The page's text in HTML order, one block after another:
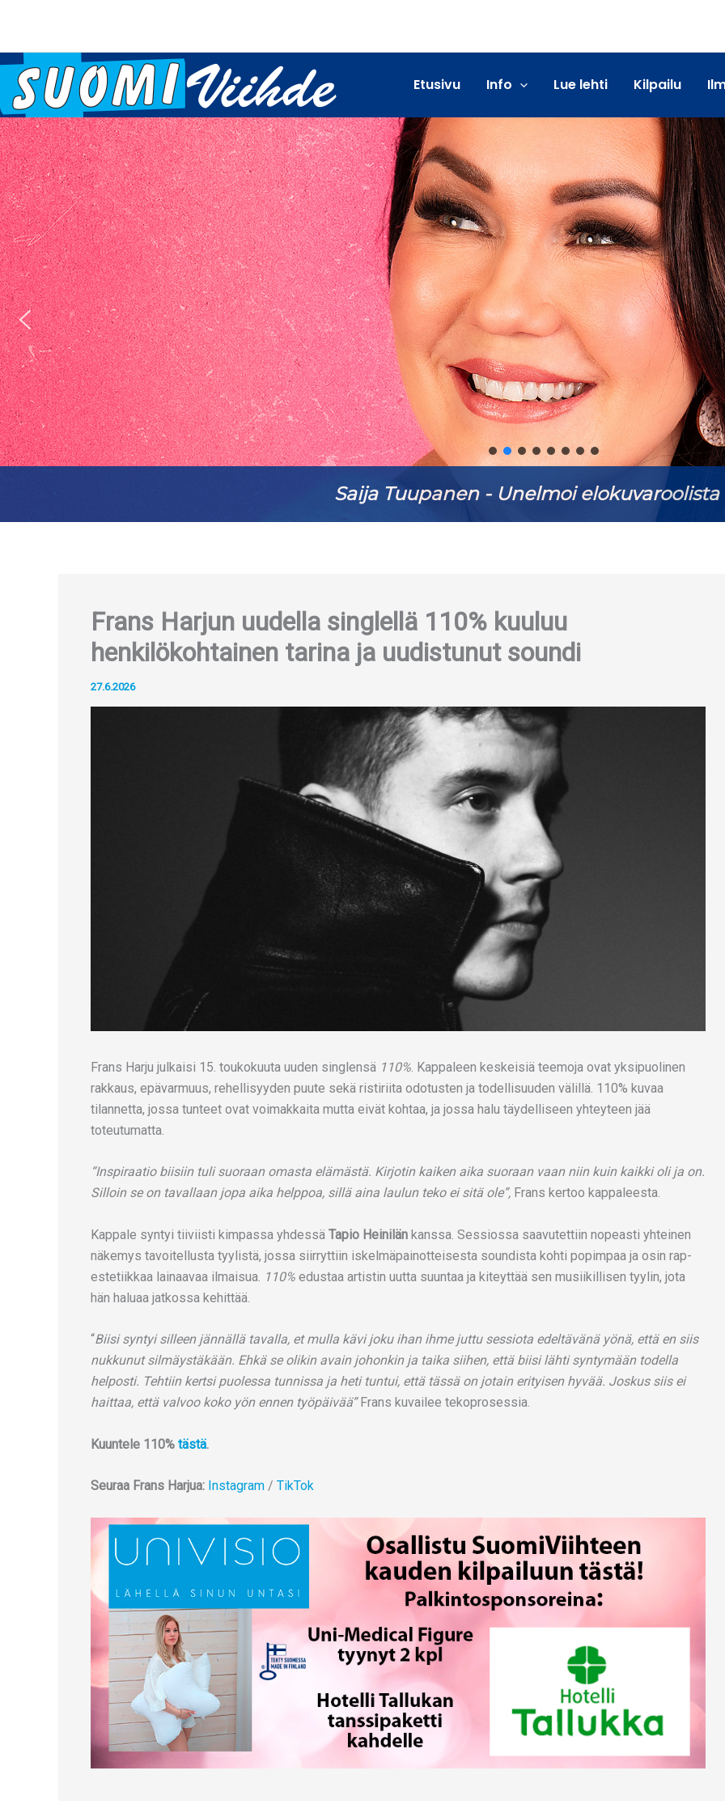
Etusivu Info Lue lehti Kilpailu
Saija Tuupanen - Unelmoi elokuvaroolista
Frans Harjun uudella singlellä 110% kuuluu
henkilökohtainen tarina ja uudistunut soundi
27.6.2026
Frans Harju julkaisi 15. toukokuuta uuden singlensä 110% . Kappaleen keskeisiä teemoja ovat yksipuolinen
rakkaus, epävarmuus, rehellisyyden puute sekä ristiriita odotusten ja todellisuuden välillä. 110% kuvaa
tilannetta, jossa tunteet ovat voimakkaita mutta eivät kohtaa, ja jossa halu täydelliseen yhteyteen jää
toteutumatta.
“Inspiraatio biisiin tuli suoraan omasta elämästä. Kirjotin kaiken aika suoraan vaan niin kuin kaikki oli ja on.
Silloin se on tavallaan jopa aika helppoa, sillä aina laulun teko ei sitä ole”, Frans kertoo kappaleesta.
Kappale syntyi tiiviisti kimpassa yhdessä Tapio Heinilän kanssa. Sessiossa saavutettiin nopeasti yhteinen
näkemys tavoitellusta tyylistä, jossa siirryttiin iskelmäpainotteisesta soundista kohti popimpaa ja osin rap-
estetiikkaa lainaavaa ilmaisua. 110% edustaa artistin uutta suuntaa ja kiteyttää sen musiikillisen tyylin, jota
hän haluaa jatkossa kehittää.
“Biisi syntyi silleen jännällä tavalla, et mulla kävi joku ihan ihme juttu sessiota edeltävänä yönä, että en siis
nukkunut silmäystäkään. Ehkä se olikin avain johonkin ja taika siihen, että biisi lähti syntymään todella
helposti. Tehtiin kertsi puolessa tunnissa ja heti tuntui, että tässä on jotain erityisen hyvää. Joskus siis ei
haittaa, että valvoo koko yön ennen työpäivää”Frans kuvailee tekoprosessia.
Kuuntele 110% tästä.
Seuraa Frans Harjua: Instagram / TikTok